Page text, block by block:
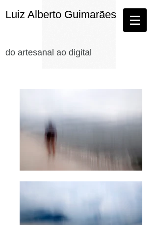
Luiz Alberto Guimarães
do artesanal ao digital